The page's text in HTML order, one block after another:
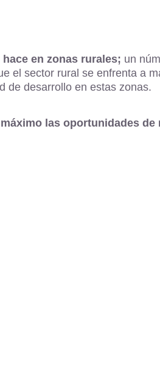
en zonas rurales; un
el sector rural se enfrenta a
de desarrollo en estas zonas.
las oportunidades de